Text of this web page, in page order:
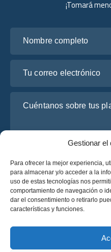
Gestionar el
Para ofrecer la mejor experiencia,
para almacenar y/o acceder a la
uso de estas tecnologías nos
comportamiento de navegación o
dar el consentimiento o retirarlo
características y funciones.
¡Tomará
He leído y acepto la
Solicite
Solicite